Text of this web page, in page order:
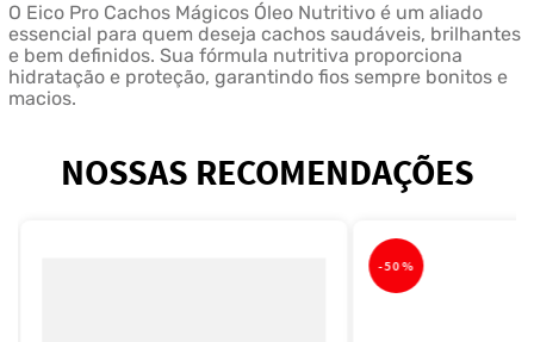
O Eico Pro Cachos Mágicos Óleo Nutritivo é um aliado
essencial para quem deseja cachos saudáveis, brilhantes
e bem definidos. Sua fórmula nutritiva proporciona
hidratação e proteção, garantindo fios sempre bonitos e
macios.
NOSSAS RECOMENDAÇÕES
-50%